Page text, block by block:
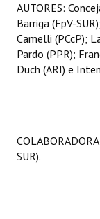
Huéspedes de
Antiguos
Entrega de
AUTORES:
Barriga (FpV-
Camelli (PCcP);
Pardo (PPR);
Duch (ARI) e
SUR).